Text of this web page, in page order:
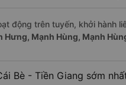
động trên tuyến, khởi hành
Hưng, Mạnh Hùng, Mạnh
Bè - Tiền Giang sớm